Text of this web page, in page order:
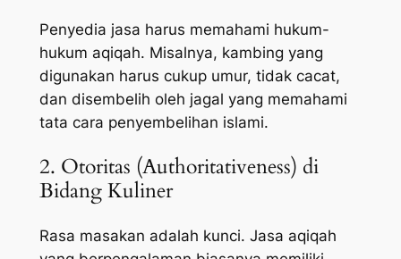
Penyedia jasa harus memahami hukum-
hukum aqiqah. Misalnya, kambing yang
digunakan harus cukup umur, tidak cacat,
dan disembelih oleh jagal yang memahami
tata cara penyembelihan islami.
2. Otoritas (Authoritativeness) di
Bidang Kuliner
Rasa masakan adalah kunci. Jasa aqiqah